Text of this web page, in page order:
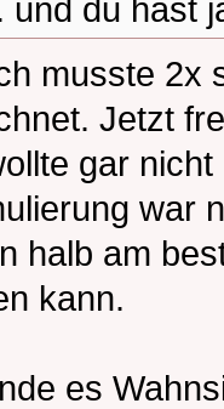
und du hast
musste 2x
Jetzt
gar
war
halb am
kann.
es